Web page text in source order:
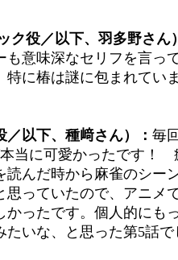
ク役／以下、羽多野さん
も意味深なセリフを言っ
特に椿は謎に包まれてい
以下、種﨑さん）： 毎
当に可愛かったです！
んだ時から麻雀のシー
思っていたので、アニメ
かったです。個人的にも
たいな、と思った第5話で